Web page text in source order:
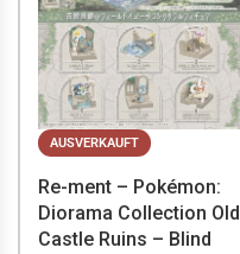
AUSVERKAUFT
Re-ment – Pokémon:
Diorama Collection Old
Castle Ruins – Blind